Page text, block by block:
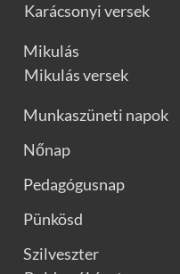
Karácsonyi versek
Mikulás
Mikulás versek
Munkaszüneti napok
Nőnap
Pedagógusnap
Pünkösd
Szilveszter